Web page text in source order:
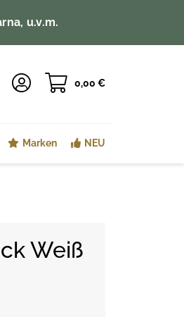
u.v.m.
0,00 €
Marken NEU
Weiß